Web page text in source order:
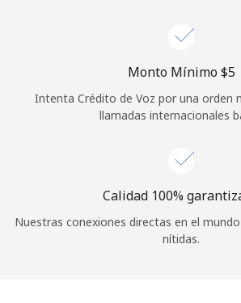
Monto Mínimo ⁦$5⁩
Intenta Crédito de Voz por una orden
llamadas internacionales
Calidad 100%
Nuestras conexiones directas en el
nítidas.